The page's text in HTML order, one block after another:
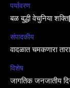
पर्यावरण
बळ बुद्धी वेचुनिया
संपादकीय
वादळात चमकणारा तारा
विशेष
जागतिक जनजातीय